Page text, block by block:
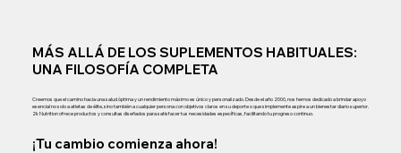
MÁS ALLÁ DE LOS SUPLEMENTOS HABITUALES:
UNA FILOSOFÍA COMPLETA
Creemos que el camino hacia una salud óptima y un rendimiento máximo es único y personalizado. Desde el año 2000, nos hemos dedicado a brindar apoyo
esencial no solo a atletas de élite, sino también a cualquier persona con objetivos claros en su deporte o que simplemente aspire a un bienestar diario superior.
2k Nutrition ofrece productos y consultas diseñados para satisfacer tus necesidades específicas, facilitando tu progreso continuo.
¡Tu cambio comienza ahora!